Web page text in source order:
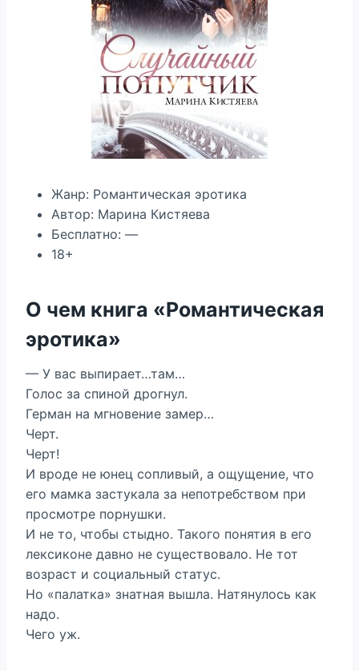
Жанр: Романтическая эротика
Автор: Марина Кистяева
Бесплатно: —
18+
О чем книга «Романтическая
эротика»
— У вас выпирает…там…
Голос за спиной дрогнул.
Герман на мгновение замер…
Черт.
Черт!
И вроде не юнец сопливый, а ощущение, что
его мамка застукала за непотребством при
просмотре порнушки.
И не то, чтобы стыдно. Такого понятия в его
лексиконе давно не существовало. Не тот
возраст и социальный статус.
Но «палатка» знатная вышла. Натянулось как
надо.
Чего уж.